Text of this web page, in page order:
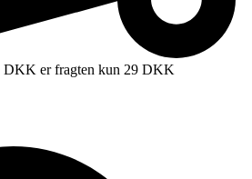
DKK er fragten kun 29 DKK